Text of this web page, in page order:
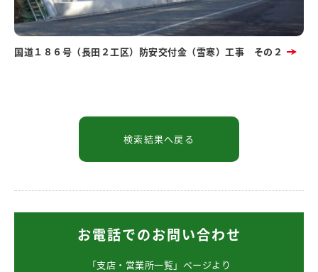
国道１８６号（長田２工区）防安交付金（雪寒）工事 その２
お電話でのお問い合わせ
「支店・営業所一覧」ページより